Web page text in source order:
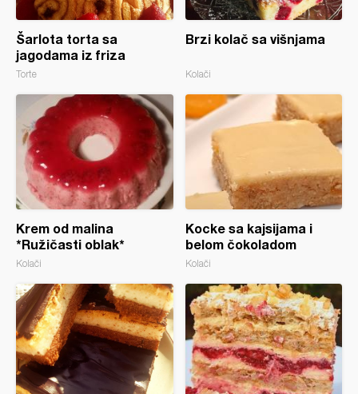
Šarlota torta sa
jagodama iz friza
Torte
Brzi kolač sa višnjama
Kolači
Krem od malina
*Ružičasti oblak*
Kolači
Kocke sa kajsijama i
belom čokoladom
Kolači